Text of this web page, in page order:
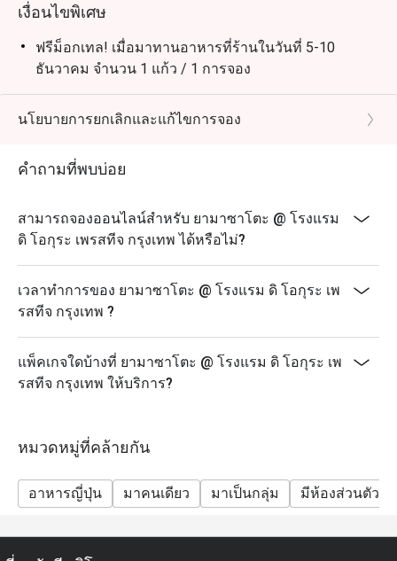
เงื่อนไขพิเศษ
ฟรีม็อกเทล! เมื่อมาทานอาหารที่ร้านในวันที่ 5-10
ธันวาคม จำนวน 1 แก้ว / 1 การจอง
นโยบายการยกเลิกและแก้ไขการจอง
คำถามที่พบบ่อย
สามารถจองออนไลน์สำหรับ ยามาซาโตะ @ โรงแรม
ดิ โอกุระ เพรสทีจ กรุงเทพ ได้หรือไม่?
เวลาทำการของ ยามาซาโตะ @ โรงแรม ดิ โอกุระ เพ
รสทีจ กรุงเทพ ?
แพ็คเกจใดบ้างที่ ยามาซาโตะ @ โรงแรม ดิ โอกุระ เพ
รสทีจ กรุงเทพ ให้บริการ?
หมวดหมู่ที่คล้ายกัน
อาหารญี่ปุ่น มาคนเดียว มาเป็นกลุ่ม มีห้องส่วนตัว